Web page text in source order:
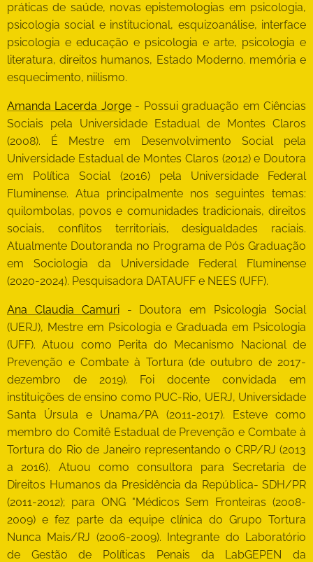
práticas de saúde, novas epistemologias em psicologia,
psicologia social e institucional, esquizoanálise, interface
psicologia e educação e psicologia e arte, psicologia e
literatura, direitos humanos, Estado Moderno. memória e
esquecimento, niilismo.
Amanda Lacerda Jorge- Possui graduação em Ciências
Sociais pela Universidade Estadual de Montes Claros
(2008). É Mestre em Desenvolvimento Social pela
Universidade Estadual de Montes Claros (2012) e Doutora
em Política Social (2016) pela Universidade Federal
Fluminense. Atua principalmente nos seguintes temas:
quilombolas, povos e comunidades tradicionais, direitos
sociais, conflitos territoriais, desigualdades raciais.
Atualmente Doutoranda no Programa de Pós Graduação
em Sociologia da Universidade Federal Fluminense
(2020-2024). Pesquisadora DATAUFF e NEES (UFF).
Ana Claudia Camuri- Doutora em Psicologia Social
(UERJ), Mestre em Psicologia e Graduada em Psicologia
(UFF). Atuou como Perita do Mecanismo Nacional de
Prevenção e Combate à Tortura (de outubro de 2017-
dezembro de 2019). Foi docente convidada em
instituições de ensino como PUC-Rio, UERJ, Universidade
Santa Úrsula e Unama/PA (2011-2017). Esteve como
membro do Comitê Estadual de Prevenção e Combate à
Tortura do Rio de Janeiro representando o CRP/RJ (2013
a 2016). Atuou como consultora para Secretaria de
Direitos Humanos da Presidência da República- SDH/PR
(2011-2012); para ONG "Médicos Sem Fronteiras (2008-
2009) e fez parte da equipe clínica do Grupo Tortura
Nunca Mais/RJ (2006-2009). Integrante do Laboratório
de Gestão de Políticas Penais da LabGEPEN da